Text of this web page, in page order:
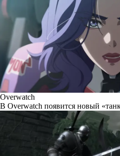
Overwatch
В Overwatch появится новый